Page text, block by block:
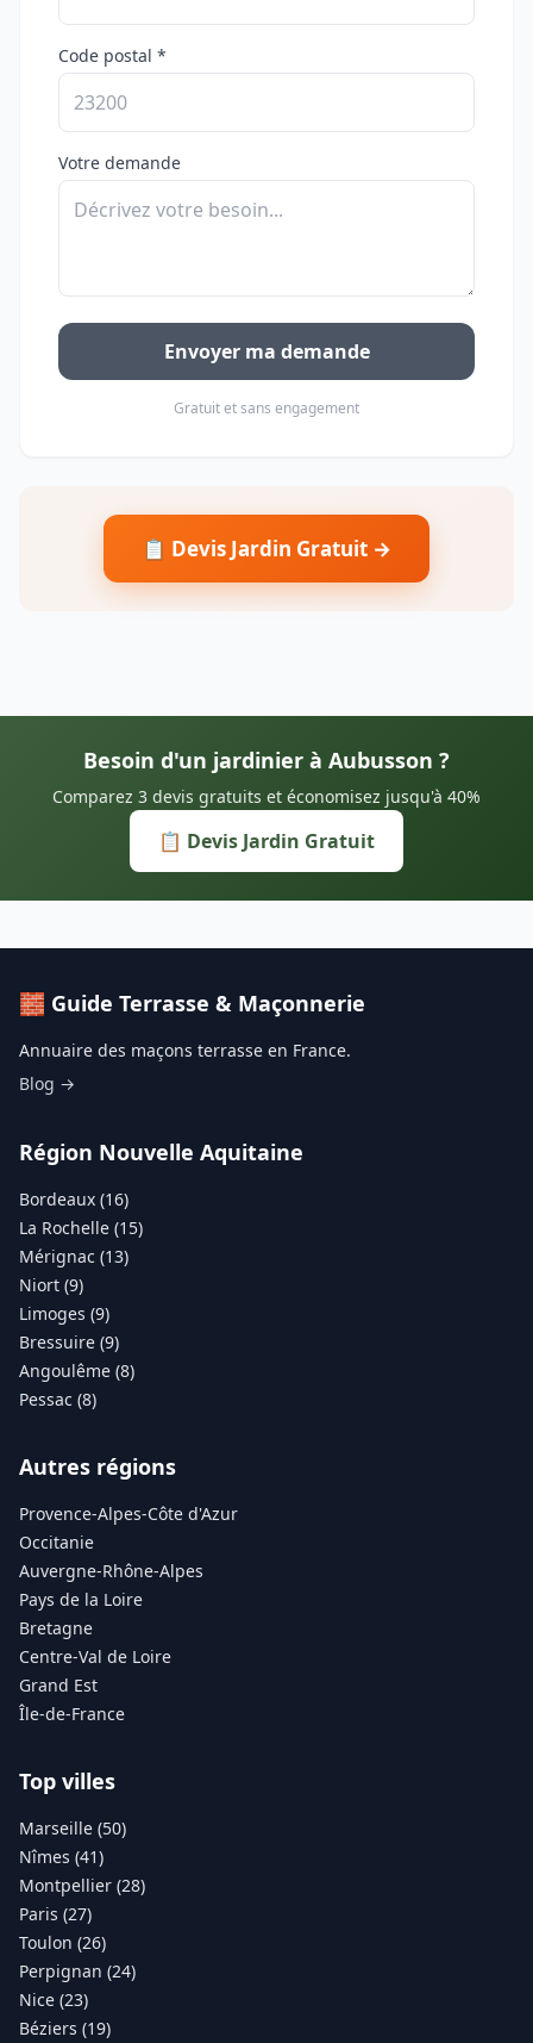
Code postal *
Votre demande
Envoyer ma demande
Gratuit et sans engagement
📋 Devis Jardin Gratuit →
Besoin d'un jardinier à Aubusson ?
Comparez 3 devis gratuits et économisez jusqu'à 40%
📋 Devis Jardin Gratuit
🧱 Guide Terrasse & Maçonnerie
Annuaire des maçons terrasse en France.
Blog →
Région Nouvelle Aquitaine
Bordeaux (16)
La Rochelle (15)
Mérignac (13)
Niort (9)
Limoges (9)
Bressuire (9)
Angoulême (8)
Pessac (8)
Autres régions
Provence-Alpes-Côte d'Azur
Occitanie
Auvergne-Rhône-Alpes
Pays de la Loire
Bretagne
Centre-Val de Loire
Grand Est
Île-de-France
Top villes
Marseille (50)
Nîmes (41)
Montpellier (28)
Paris (27)
Toulon (26)
Perpignan (24)
Nice (23)
Béziers (19)